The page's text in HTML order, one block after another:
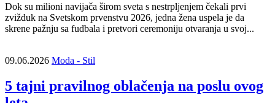
Dok su milioni navijača širom sveta s nestrpljenjem čekali prvi
zvižduk na Svetskom prvenstvu 2026, jedna žena uspela je da
skrene pažnju sa fudbala i pretvori ceremoniju otvaranja u svoj...
09.06.2026 Moda - Stil
5 tajni pravilnog oblačenja na poslu ovog